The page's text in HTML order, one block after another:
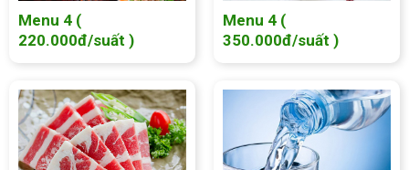
Menu 4 (
220.000đ/suất )
Menu 4 (
350.000đ/suất )